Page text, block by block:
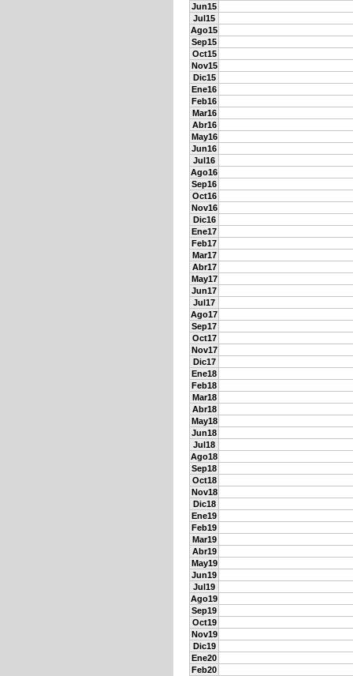
Jun15
Jul15
Ago15
Sep15
Oct15
Nov15
Dic15
Ene16
Feb16
Mar16
Abr16
May16
Jun16
Jul16
Ago16
Sep16
Oct16
Nov16
Dic16
Ene17
Feb17
Mar17
Abr17
May17
Jun17
Jul17
Ago17
Sep17
Oct17
Nov17
Dic17
Ene18
Feb18
Mar18
Abr18
May18
Jun18
Jul18
Ago18
Sep18
Oct18
Nov18
Dic18
Ene19
Feb19
Mar19
Abr19
May19
Jun19
Jul19
Ago19
Sep19
Oct19
Nov19
Dic19
Ene20
Feb20